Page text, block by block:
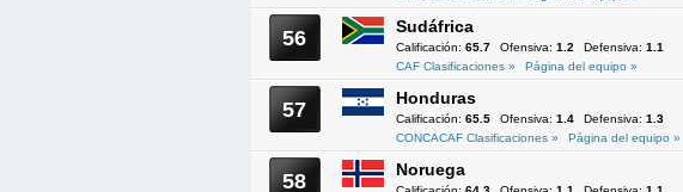
56 Sudáfrica
Calificación: 65.7 Ofensiva: 1.2 Defensiva: 1.1
CAF Clasificaciones »
Página del equipo »
57 Honduras
Calificación: 65.5 Ofensiva: 1.4 Defensiva: 1.3
CONCACAF Clasificaciones »
Página del equipo »
58 Noruega